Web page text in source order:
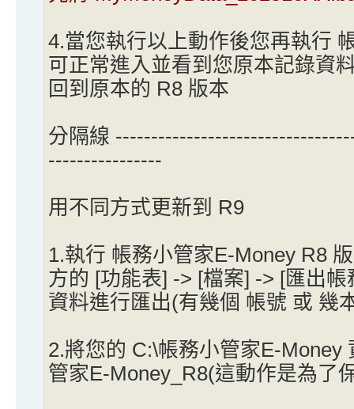
4.當您執行以上動作後您再執行
可正常進入並看到您原本記錄資
回到原本的 R8 版本
分隔線
----------------
用不同方式更新到 R9
1.執行 帳務小管家E-Money R8
方的 [功能表] -> [檔案] -> [匯出
資料進行匯出(有幾個 帳號 或 幾
2.將您的 C:\帳務小管家E-Money
管家E-Money_R8(這動作是為了